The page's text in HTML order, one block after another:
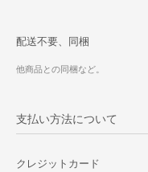
配送不要、同梱
他商品との同梱など。
支払い方法について
クレジットカード